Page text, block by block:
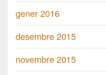
gener 2016
desembre 2015
novembre 2015